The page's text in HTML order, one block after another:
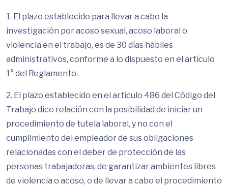
1. El plazo establecido para llevar a cabo la
investigación por acoso sexual, acoso laboral o
violencia en el trabajo, es de 30 días hábiles
administrativos, conforme a lo dispuesto en el artículo
1° del Reglamento.
2. El plazo establecido en el artículo 486 del Código del
Trabajo dice relación con la posibilidad de iniciar un
procedimiento de tutela laboral, y no con el
cumplimiento del empleador de sus obligaciones
relacionadas con el deber de protección de las
personas trabajadoras, de garantizar ambientes libres
de violencia o acoso, o de llevar a cabo el procedimiento